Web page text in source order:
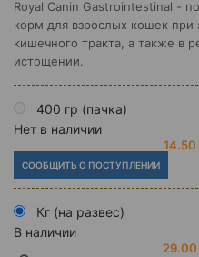
Royal Canin Gastrointestinal -
корм для взрослых кошек при
кишечного тракта, а также в
истощении.
400 гр (пачка)
Нет в наличии
14.50
СООБЩИТЬ О ПОСТУПЛЕНИИ
Кг (на развес)
В наличии